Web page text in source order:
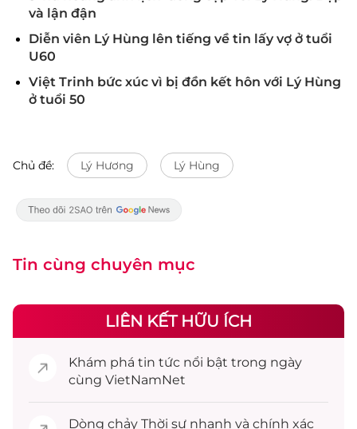
và lận đận
Diễn viên Lý Hùng lên tiếng về tin lấy vợ ở tuổi
U60
Việt Trinh bức xúc vì bị đồn kết hôn với Lý Hùng
ở tuổi 50
Chủ đề: Lý Hương Lý Hùng
Tin cùng chuyên mục
LIÊN KẾT HỮU ÍCH
Khám phá tin tức nổi bật trong ngày
cùng VietNamNet
Dòng chảy Thời sự nhanh và chính xác